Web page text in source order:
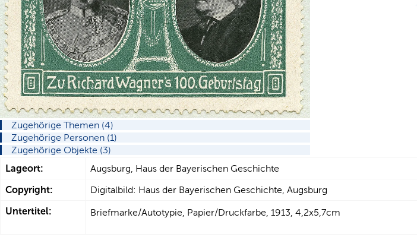
Zugehörige Themen (4)
Zugehörige Personen (1)
Zugehörige Objekte (3)
Lageort: Augsburg, Haus der Bayerischen Geschichte
Copyright: Digitalbild: Haus der Bayerischen Geschichte, Augsburg
Untertitel: Briefmarke/Autotypie, Papier/Druckfarbe, 1913, 4,2x5,7cm